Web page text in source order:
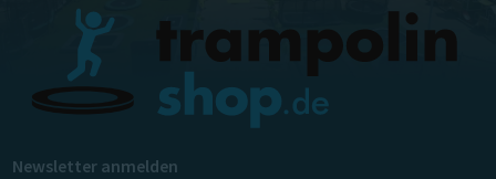
Newsletter anmelden